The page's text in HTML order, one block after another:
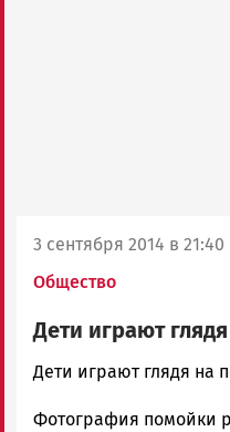
3 сентября 2014 в 21:40
Общество
Дети играют
admintimur
Петрозаводска
Дети играют глядя на
Фотография помойки